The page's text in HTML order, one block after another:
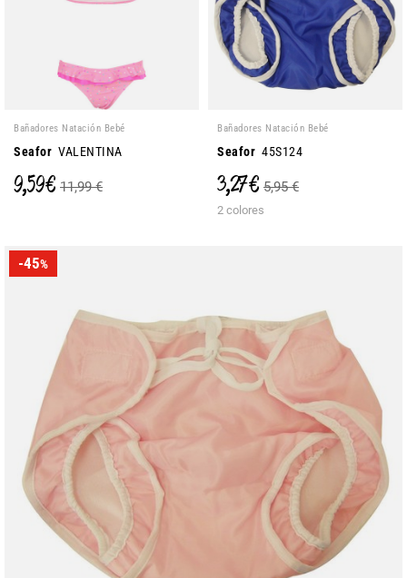
Bañadores Natación Bebé
Seafor VALENTINA
9,59 € 11,99 €
Bañadores Natación Bebé
Seafor 45S124
3,27 € 5,95 €
2 colores
-45%